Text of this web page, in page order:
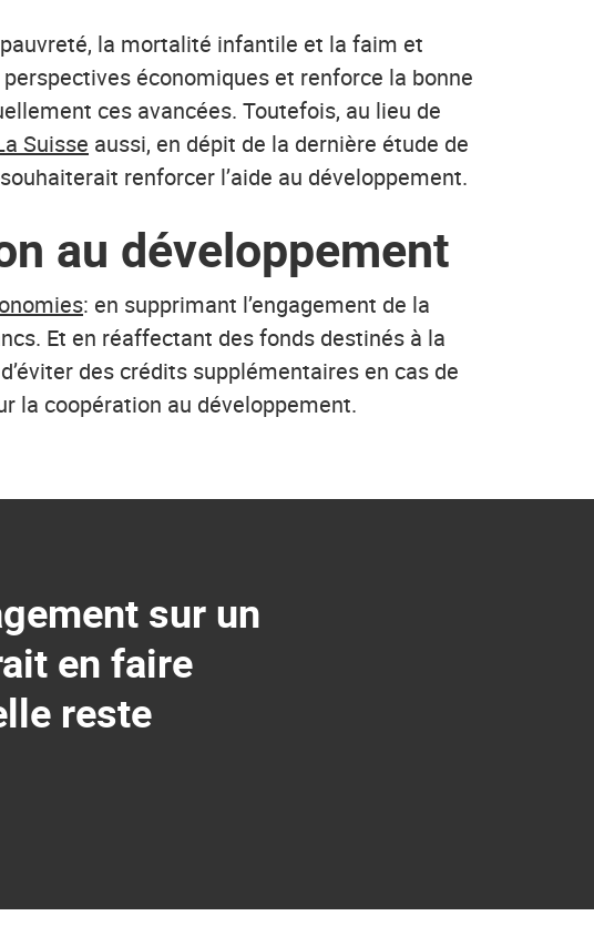
la mortalité infantile et la faim et
économiques et renforce la bonne
ces avancées. Toutefois, au lieu de
Suisse aussi, en dépit de la dernière étude de
renforcer l’aide au développement.
au développement
: en supprimant l’engagement de la
Et en réaffectant des fonds destinés à la
des crédits supplémentaires en cas de
la coopération au développement.
sur un
en faire
reste